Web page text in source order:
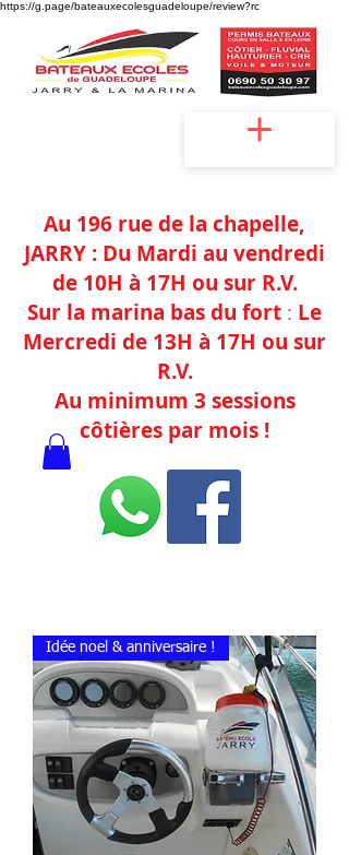
https://g.page/bateauxecolesguadeloupe/review?rc
Au 196 rue de la chapelle,
JARRY : Du Mardi au vendredi
de 10H à 17H ou sur R.V.
Sur la marina bas du fort : Le
Mercredi de 13H à 17H ou sur
R.V.
Au minimum 3 sessions
côtières par mois !
Agréments : Jarry -n°097138/2022 / La
marina -n°097142/202
Idée noel & anniversaire !